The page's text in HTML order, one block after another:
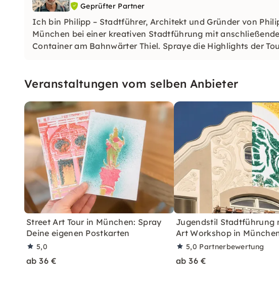
Geprüfter Partner
Ich bin Philipp – Stadtführer, Architekt und Gründer von
München bei einer kreativen Stadtführung mit
Container am Bahnwärter Thiel. Spraye die Highlights der
Veranstaltungen vom selben Anbieter
Street Art Tour in München: Spray
Deine eigenen Postkarten
5,0
ab 36 €
Jugendstil Stadtführung
Art Workshop in
5,0 Partnerbewertung
ab 36 €